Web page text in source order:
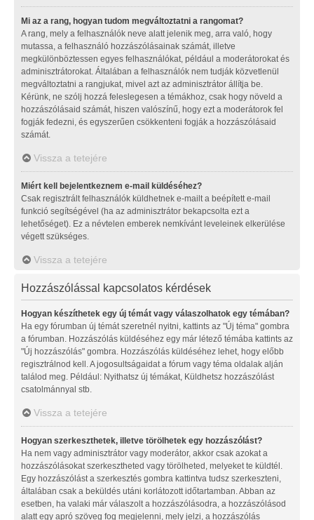
Mi az a rang, hogyan tudom megváltoztatni a rangomat?
A rang, mely a felhasználók neve alatt jelenik meg, arra való, hogy
mutassa, a felhasználó hozzászólásainak számát, illetve
megkülönböztessen egyes felhasználókat, például a moderátorokat és
adminisztrátorokat. Általában a felhasználók nem tudják közvetlenül
megváltoztatni a rangjukat, mivel azt az adminisztrátor állítja be.
Kérünk, ne szólj hozzá feleslegesen a témákhoz, csak hogy növeld a
hozzászólásaid számát, hiszen valószínű, hogy ezt a moderátorok fel
fogják fedezni, és egyszerűen csökkenteni fogják a hozzászólásaid
számát.
Vissza a tetejére
Miért kell bejelentkeznem e-mail küldéséhez?
Csak regisztrált felhasználók küldhetnek e-mailt a beépített e-mail
funkció segítségével (ha az adminisztrátor bekapcsolta ezt a
lehetőséget). Ez a névtelen emberek nemkívánt leveleinek elkerülése
végett szükséges.
Vissza a tetejére
Hozzászólással kapcsolatos kérdések
Hogyan készíthetek egy új témát vagy válaszolhatok egy témában?
Ha egy fórumban új témát szeretnél nyitni, kattints az "Új téma" gombra
a fórumban. Hozzászólás küldéséhez egy már létező témába kattints az
"Új hozzászólás" gombra. Hozzászólás küldéséhez lehet, hogy előbb
regisztrálnod kell. A jogosultságaidat a fórum vagy téma oldalak alján
találod meg. Például: Nyithatsz új témákat, Küldhetsz hozzászólást
csatolmánnyal stb.
Vissza a tetejére
Hogyan szerkeszthetek, illetve törölhetek egy hozzászólást?
Ha nem vagy adminisztrátor vagy moderátor, akkor csak azokat a
hozzászólásokat szerkesztheted vagy törölheted, melyeket te küldtél.
Egy hozzászólást a szerkesztés gombra kattintva tudsz szerkeszteni,
általában csak a beküldés utáni korlátozott időtartamban. Abban az
esetben, ha valaki már válaszolt a hozzászólásodra, a hozzászólásod
alatt egy apró szöveg fog megjelenni, mely jelzi, a hozzászólás